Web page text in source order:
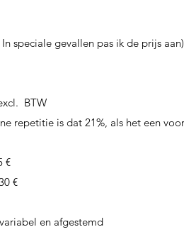
speciale gevallen pas ik de prijs aan)
BTW
repetitie is dat 21%, als het een
€
en afgestemd